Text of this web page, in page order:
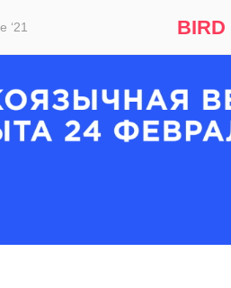
‘21 BIRD